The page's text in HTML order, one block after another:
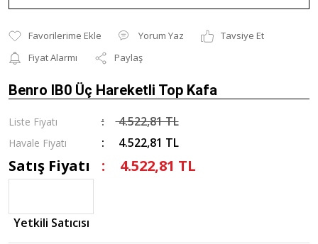
Yorum Yaz
Tavsiye Et
Fiyat Alarmı
Paylaş
Benro IB0 Üç Hareketli Top Kafa
Liste Fiyatı 4.522,81 TL
Havale Fiyatı 4.522,81 TL
Satış Fiyatı 4.522,81 TL
Yetkili Satıcısı